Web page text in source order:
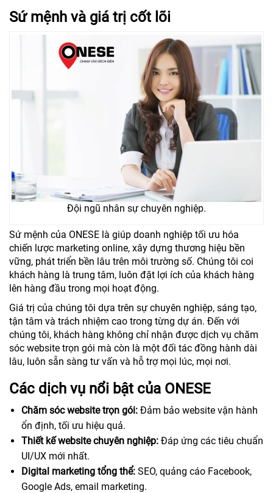
Sứ mệnh và giá trị cốt lõi
Đội ngũ nhân sự chuyên nghiệp.
Sứ mệnh của ONESE là giúp doanh nghiệp tối ưu hóa
chiến lược marketing online, xây dựng thương hiệu bền
vững, phát triển bền lâu trên môi trường số. Chúng tôi coi
khách hàng là trung tâm, luôn đặt lợi ích của khách hàng
lên hàng đầu trong mọi hoạt động.
Giá trị của chúng tôi dựa trên sự chuyên nghiệp, sáng tạo,
tận tâm và trách nhiệm cao trong từng dự án. Đến với
chúng tôi, khách hàng không chỉ nhận được dịch vụ chăm
sóc website trọn gói mà còn là một đối tác đồng hành dài
lâu, luôn sẵn sàng tư vấn và hỗ trợ mọi lúc, mọi nơi.
Các dịch vụ nổi bật của ONESE
Chăm sóc website trọn gói: Đảm bảo website vận hành
ổn định, tối ưu hiệu quả.
Thiết kế website chuyên nghiệp: Đáp ứng các tiêu chuẩn
UI/UX mới nhất.
Digital marketing tổng thể: SEO, quảng cáo Facebook,
Google Ads, email marketing.